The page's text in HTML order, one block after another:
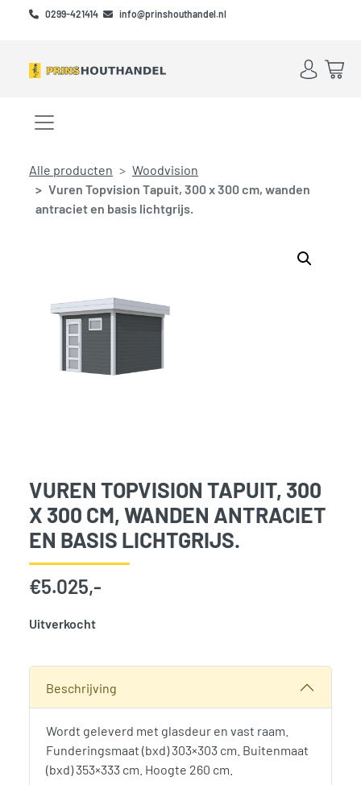
Skip to main content
Skip to footer
0299-421414 info@prinshouthandel.nl
Account
Menu openen/sluiten
Alle producten
Woodvision
Vuren Topvision Tapuit, 300 x 300 cm, wanden
antraciet en basis lichtgrijs.
VUREN TOPVISION TAPUIT, 300
X 300 CM, WANDEN ANTRACIET
EN BASIS LICHTGRIJS.
€5.025,-
Uitverkocht
Beschrijving
Wordt geleverd met glasdeur en vast raam.
Funderingsmaat (bxd) 303×303 cm. Buitenmaat
(bxd) 353×333 cm. Hoogte 260 cm.